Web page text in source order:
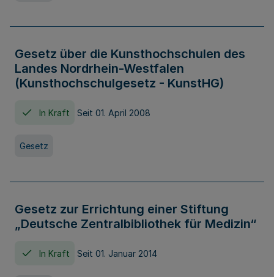
Gesetz über die Kunsthochschulen des
Landes Nordrhein-Westfalen
(Kunsthochschulgesetz - KunstHG)
In Kraft Seit 01. April 2008
Gesetz
Gesetz zur Errichtung einer Stiftung
„Deutsche Zentralbibliothek für Medizin“
In Kraft Seit 01. Januar 2014